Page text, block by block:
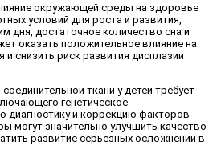
окружающей среды на здоровье
условий для роста и развития,
дня, достаточное количество сна и
оказать положительное влияние на
снизить риск развития дисплазии
ткани у детей требует
генетическое
диагностику и коррекцию факторов
могут значительно улучшить качество
развитие серьезных осложнений в